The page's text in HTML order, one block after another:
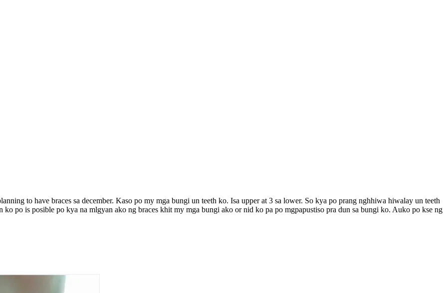
to have braces sa december. Kaso po my mga bungi un teeth ko. Isa upper at 3 sa lower. So kya po prang nghhiwa hiwalay un teeth
po is posible po kya na mlgyan ako ng braces khit my mga bungi ako or nid ko pa po mgpapustiso pra dun sa bungi ko. Auko po kse ng